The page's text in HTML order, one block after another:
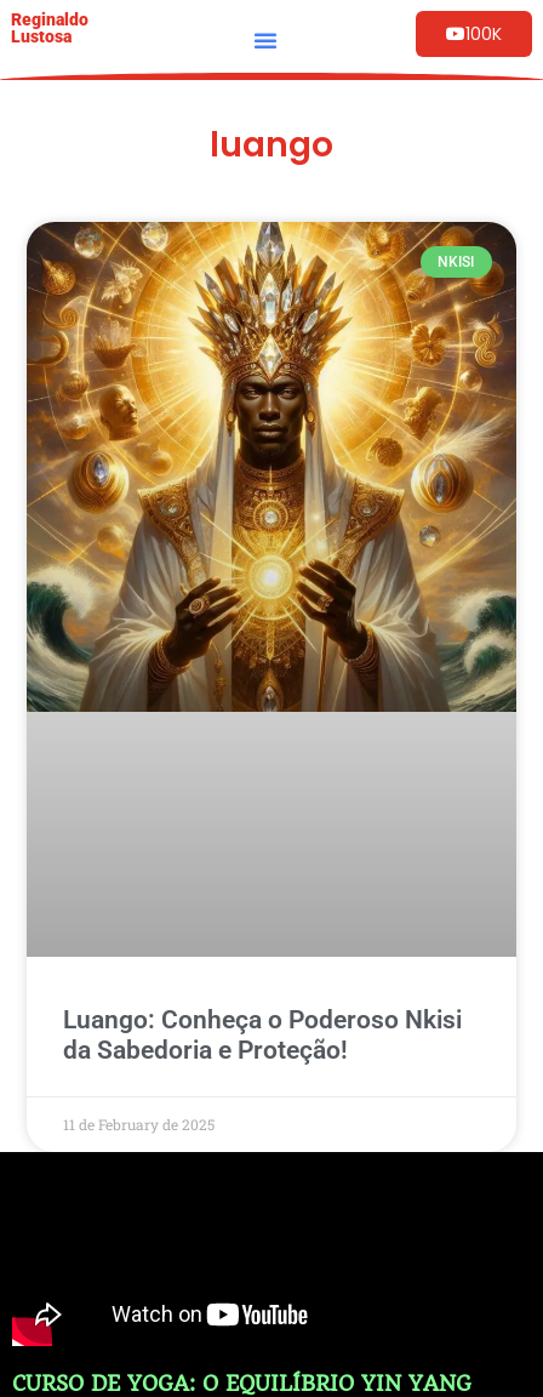
Reginaldo
Lustosa
100K
luango
NKISI
Luango: Conheça o Poderoso Nkisi
da Sabedoria e Proteção!
11 de February de 2025
CURSO DE YOGA: O EQUILÍBRIO YIN YANG